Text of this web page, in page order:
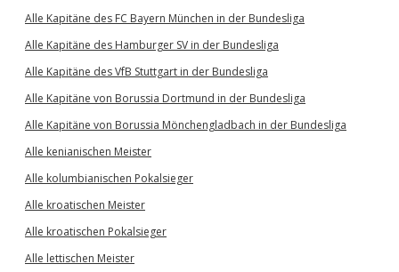
Alle Kapitäne des FC Bayern München in der Bundesliga
Alle Kapitäne des Hamburger SV in der Bundesliga
Alle Kapitäne des VfB Stuttgart in der Bundesliga
Alle Kapitäne von Borussia Dortmund in der Bundesliga
Alle Kapitäne von Borussia Mönchengladbach in der Bundesliga
Alle kenianischen Meister
Alle kolumbianischen Pokalsieger
Alle kroatischen Meister
Alle kroatischen Pokalsieger
Alle lettischen Meister